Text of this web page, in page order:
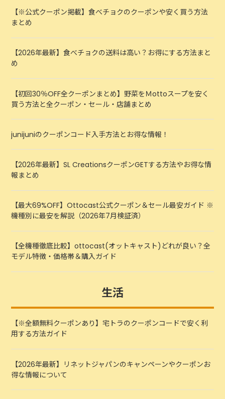
【※公式クーポン掲載】食べチョクのクーポンや安く買う方法
まとめ
【2026年最新】食べチョクの送料は高い？お得にする方法まと
め
【初回30％OFF全クーポンまとめ】野菜をＭottoスープを安く
買う方法と全クーポン・セール・店舗まとめ
junijuniのクーポンコード入手方法とお得な情報！
【2026年最新】SL CreationsクーポンGETする方法やお得な情
報まとめ
【最大69%OFF】Ottocast公式クーポン＆セール最安ガイド ※
機種別に最安を解説（2026年7月検証済）
【全機種徹底比較】ottocast(オットキャスト)どれが良い？全
モデル特徴・価格帯＆購入ガイド
生活
【※全額無料クーポンあり】宅トラのクーポンコードで安く利
用する方法ガイド
【2026年最新】リネットジャパンのキャンペーンやクーポンお
得な情報について